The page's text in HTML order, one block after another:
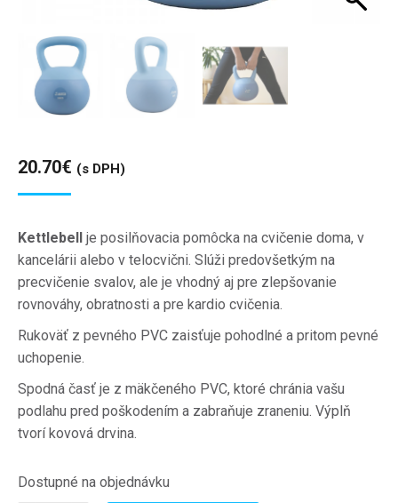
20.70€ (s DPH)
Kettlebell je posilňovacia pomôcka na cvičenie doma, v
kancelárii alebo v telocvični. Slúži predovšetkým na
precvičenie svalov, ale je vhodný aj pre zlepšovanie
rovnováhy, obratnosti a pre kardio cvičenia.
Rukoväť z pevného PVC zaisťuje pohodlné a pritom pevné
uchopenie.
Spodná časť je z mäkčeného PVC, ktoré chránia vašu
podlahu pred poškodením a zabraňuje zraneniu. Výplň
tvorí kovová drvina.
Dostupné na objednávku